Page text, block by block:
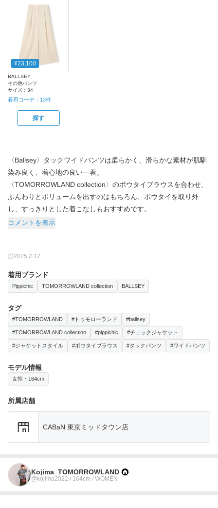
¥23,100
BALLSEY
その他パンツ
サイズ： 34
着用コーデ： 13件
探す
〈Ballsey〉タックワイドパンツは柔らかく、滑らかな素材が肌馴
染み良く、着心地の良い一着。
〈TOMORROWLAND collection〉のボウタイブラウスを合わせ、
ふんわりとボリュームを出すのはもちろん、ボウタイを取り外
し、すっきりとした着こなしもおすすめです。
コメントを表示
2025.2.12
着用ブランド
Pippichic TOMORROWLAND collection BALLSEY
タグ
#TOMORROWLAND #トゥモローランド #ballsey
#TOMORROWLAND collection #pippichic #チェックジャケット
#ジャケットスタイル #ボウタイブラウス #タックパンツ #ワイドパンツ
モデル情報
女性・164cm
所属店舗
CABaN 東京ミッドタウン店
Kojima_TOMORROWLAND
@kojima2022 / 164cm / WOMEN